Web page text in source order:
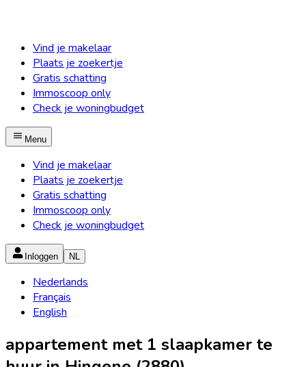
Vind je makelaar
Plaats je zoekertje
Gratis schatting
Immoscoop only
Check je woningbudget
Menu
Vind je makelaar
Plaats je zoekertje
Gratis schatting
Immoscoop only
Check je woningbudget
Inloggen NL
Nederlands
Français
English
appartement met 1 slaapkamer te